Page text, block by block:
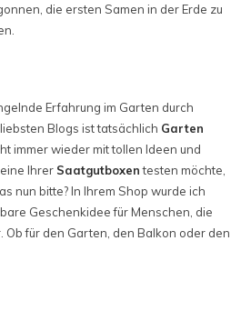
die ersten Samen in der Erde zu
Erfahrung im Garten durch
Blogs ist tatsächlich Garten
immer wieder mit tollen Ideen und
Ihrer Saatgutboxentesten möchte,
nun bitte? In Ihrem Shop wurde ich
Geschenkidee für Menschen, die
Ob für den Garten, den Balkon oder den